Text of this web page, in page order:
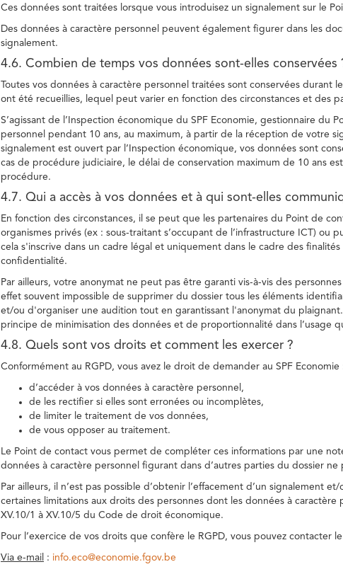
Ces données sont traitées lorsque vous introduisez un signalement sur le
Des données à caractère personnel peuvent également figurer dans les
signalement.
4.6. Combien de temps vos données sont-elles conservées
Toutes vos données à caractère personnel traitées sont conservées
ont été recueillies, lequel peut varier en fonction des circonstances et des
S’agissant de l’Inspection économique du SPF Economie, gestionnaire du
personnel pendant 10 ans, au maximum, à partir de la réception de votre
signalement est ouvert par l’Inspection économique, vos données sont
cas de procédure judiciaire, le délai de conservation maximum de 10 ans
procédure.
4.7. Qui a accès à vos données et à qui sont-elles
En fonction des circonstances, il se peut que les partenaires du Point de
organismes privés (ex : sous-traitant s’occupant de l’infrastructure ICT) ou
cela s'inscrive dans un cadre légal et uniquement dans le cadre des
confidentialité.
Par ailleurs, votre anonymat ne peut pas être garanti vis-à-vis des
effet souvent impossible de supprimer du dossier tous les éléments
et/ou d'organiser une audition tout en garantissant l'anonymat du
principe de minimisation des données et de proportionnalité dans l’usage
4.8. Quels sont vos droits et comment les exercer ?
Conformément au RGPD, vous avez le droit de demander au SPF Economie
d’accéder à vos données à caractère personnel,
de les rectifier si elles sont erronées ou incomplètes,
de limiter le traitement de vos données,
de vous opposer au traitement.
Le Point de contact vous permet de compléter ces informations par une
données à caractère personnel figurant dans d’autres parties du dossier
Par ailleurs, il n’est pas possible d’obtenir l’effacement d’un signalement
certaines limitations aux droits des personnes dont les données à
XV.10/1 à XV.10/5 du Code de droit économique.
Pour l’exercice de vos droits que confère le RGPD, vous pouvez contacter
Via e-mail : info.eco@economie.fgov.be